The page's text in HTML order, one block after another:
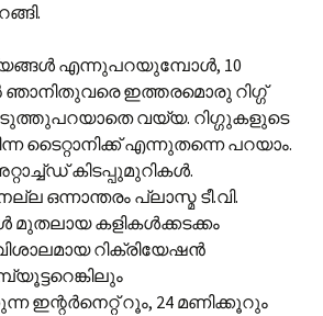
എന്നുപറയുമ്പോള്‍, 10
ഞാനിതുവരെ ഇത്തരമൊരു റിഗ്ഗ്
എടുത്തുപറയാതെ വയ്യ. റിഗ്ഗുകളുടെ
ടൈറ്റാനിക്ക് എന്നുതന്നെ പറയാം.
കിടപ്പുമുറികള്‍.
ഒന്നാന്തരം പ്ലാസ്മ ടീ.വി.
കളികള്‍ക്കടക്കം
റിക്രിയേഷന്‍
ഇന്റര്‍നെറ്റ് റൂം, 24 മണിക്കൂറും